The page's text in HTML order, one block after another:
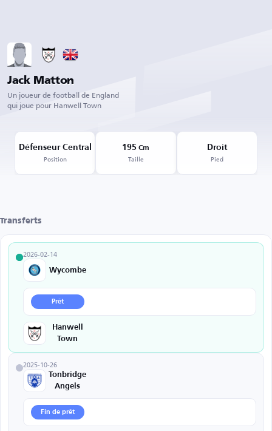
Jack Matton
Un joueur de football de England
qui joue pour Hanwell Town
Défenseur Central
Position
195 Cm
Taille
Droit
Pied
Transferts
2026-02-14
Wycombe
Prêt
Hanwell
Town
2025-10-26
Tonbridge
Angels
Fin de prêt